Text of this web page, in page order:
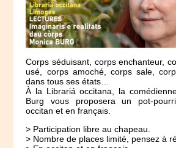
Corps séduisant, corps enchanteur,
usé, corps amoché, corps sale,
dans tous ses états…
À la Librariá occitana, la
Burg vous proposera un pot-
occitan et en français.
> Participation libre au chapeau.
> Nombre de places limité, pensez à